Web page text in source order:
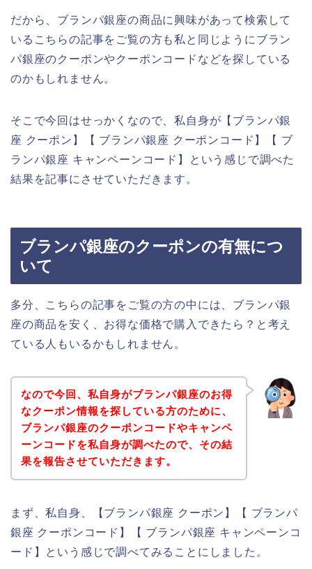
だから、ブランパ銀座の商品に興味があって検索して
いるこちらの記事をご覧の方も私と同じようにブラン
パ銀座のクーポンやクーポンコードなどを探している
のかもしれません。
そこで今回はせっかくなので、私自身が【ブランパ銀
座 クーポン】【 ブランパ銀座 クーポンコード】【 ブ
ランパ銀座 キャンペーンコード】という感じで調べた
結果を記事にさせていただきます。
ブランパ銀座のクーポンの有無につ
いて
多分、こちらの記事をご覧の方の中には、ブランパ銀
座の商品を安く、お得な価格で購入できたら？と考え
ている人もいるかもしれません。
なので今回、私自身がブランパ銀座のお得
なクーポン情報を探している方のために、
ブランパ銀座のクーポンコードやキャンペ
ーンコードを私自身が調べたので、その結
果を報告させていただきます。
まず、私自身、【ブランパ銀座 クーポン】【 ブランパ
銀座 クーポンコード】【 ブランパ銀座 キャンペーンコ
ード】という感じで調べてみることにしました。